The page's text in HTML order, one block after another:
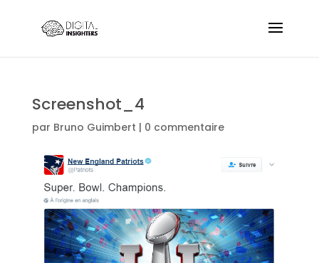
Screenshot_4
par Bruno Guimbert | 0 commentaire